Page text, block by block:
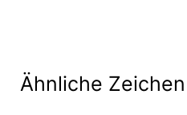
Ähnliche Zeichen